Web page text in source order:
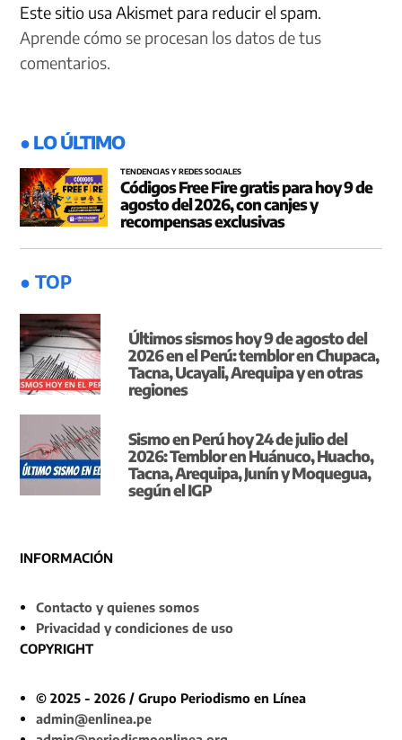
Este sitio usa Akismet para reducir el spam.
Aprende cómo se procesan los datos de tus
comentarios.
● LO ÚLTIMO
TENDENCIAS Y REDES SOCIALES
Códigos Free Fire gratis para hoy 9 de
agosto del 2026, con canjes y
recompensas exclusivas
● TOP
Últimos sismos hoy 9 de agosto del
2026 en el Perú: temblor en Chupaca,
Tacna, Ucayali, Arequipa y en otras
regiones
Sismo en Perú hoy 24 de julio del
2026: Temblor en Huánuco, Huacho,
Tacna, Arequipa, Junín y Moquegua,
según el IGP
INFORMACIÓN
Contacto y quienes somos
Privacidad y condiciones de uso
COPYRIGHT
© 2025 - 2026 / Grupo Periodismo en Línea
admin@enlinea.pe